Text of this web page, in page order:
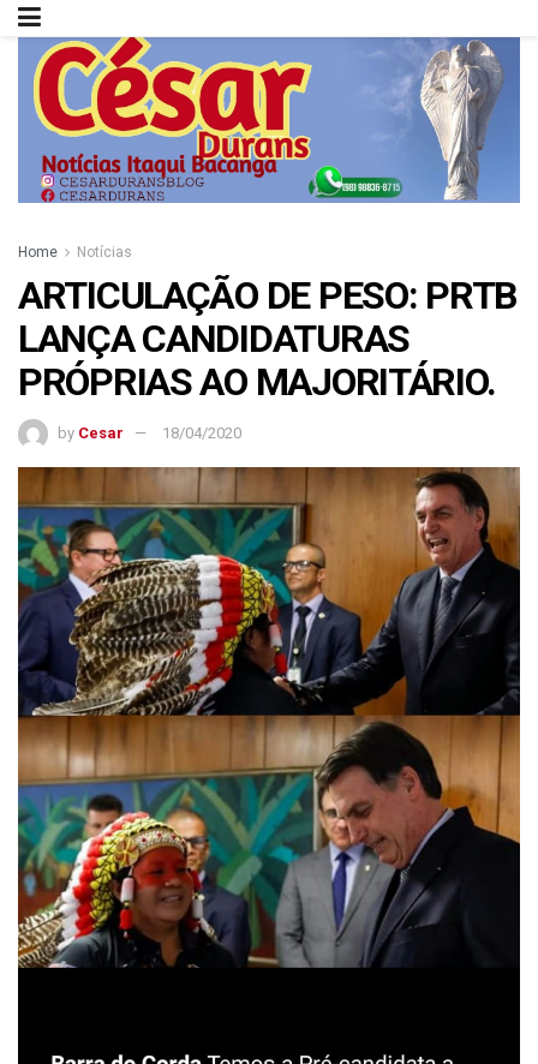
Home Notícias
ARTICULAÇÃO DE PESO: PRTB
LANÇA CANDIDATURAS
PRÓPRIAS AO MAJORITÁRIO.
by Cesar 18/04/2020